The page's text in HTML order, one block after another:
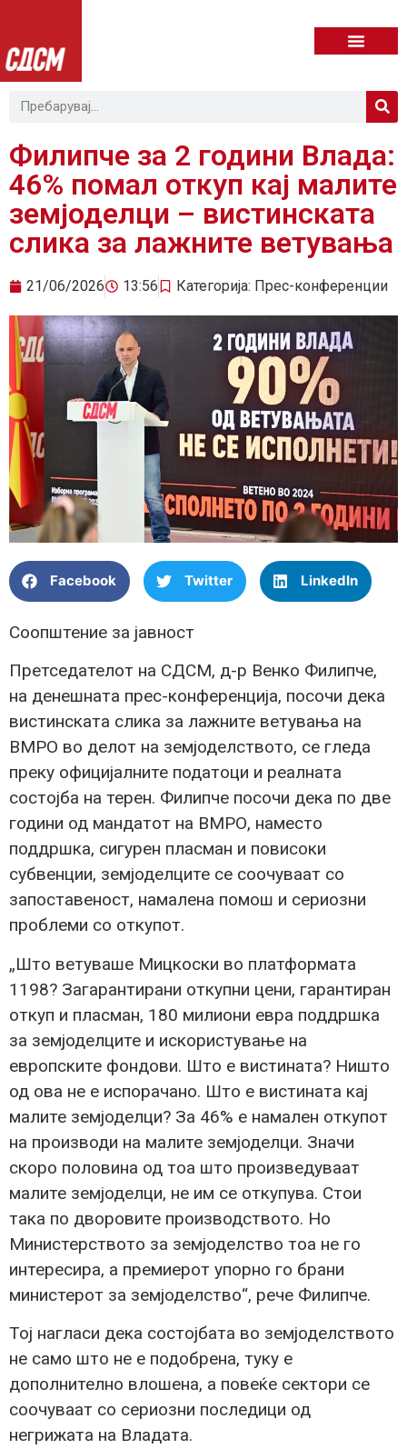
Филипче за 2 години Влада:
46% помал откуп кај малите
земјоделци – вистинската
слика за лажните ветувања
21/06/2026 13:56 Категорија: Прес-конференции
Facebook Twitter LinkedIn
Соопштение за јавност
Претседателот на СДСМ, д-р Венко Филипче,
на денешната прес-конференција, посочи дека
вистинската слика за лажните ветувања на
ВМРО во делот на земјоделството, се гледа
преку официјалните податоци и реалната
состојба на терен. Филипче посочи дека по две
години од мандатот на ВМРО, наместо
поддршка, сигурен пласман и повисоки
субвенции, земјоделците се соочуваат со
запоставеност, намалена помош и сериозни
проблеми со откупот.
„Што ветуваше Мицкоски во платформата
1198? Загарантирани откупни цени, гарантиран
откуп и пласман, 180 милиони евра поддршка
за земјоделците и искористување на
европските фондови. Што е вистината? Ништо
од ова не е испорачано. Што е вистината кај
малите земјоделци? За 46% е намален откупот
на производи на малите земјоделци. Значи
скоро половина од тоа што произведуваат
малите земјоделци, не им се откупува. Стои
така по дворовите производството. Но
Министерството за земјоделство тоа не го
интересира, а премиерот упорно го брани
министерот за земјоделство“, рече Филипче.
Тој нагласи дека состојбата во земјоделството
не само што не е подобрена, туку е
дополнително влошена, а повеќе сектори се
соочуваат со сериозни последици од
негрижата на Владата.